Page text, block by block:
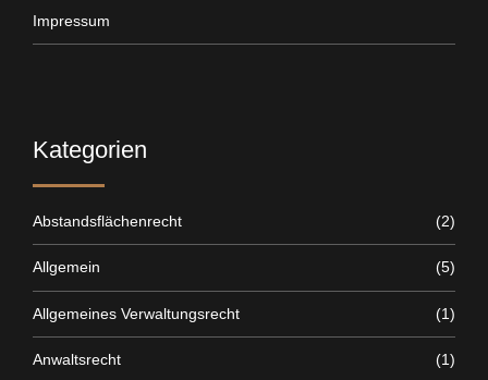
Impressum
Kategorien
Abstandsflächenrecht (2)
Allgemein (5)
Allgemeines Verwaltungsrecht (1)
Anwaltsrecht (1)